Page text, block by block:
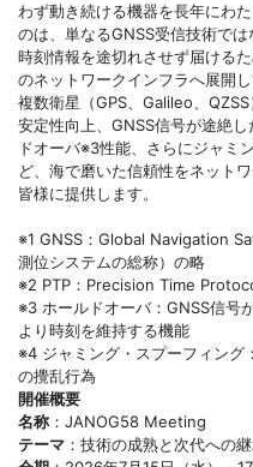
わず動き続ける機器を長年にわ
のは、単なるGNSS受信技術で
時刻情報を途切れさせず届ける
のネットワークインフラへ展開し
複数衛星（GPS、Galileo、
安定性向上、GNSS信号が途絶
ドオーバ※3性能、さらにジャミ
ど、海で磨いた信頼性をネット
皆様に提供します。
※1 GNSS：Global Navigation
測位システムの総称）の略
※2 PTP：Precision Time
※3 ホールドオーバ：GNSS信号
より時刻を維持する機能
※4 ジャミング・スプーフィング
の攪乱行為
開催概要
名称 ：JANOG58 Meeting
テーマ ：技術の成熟と次代への